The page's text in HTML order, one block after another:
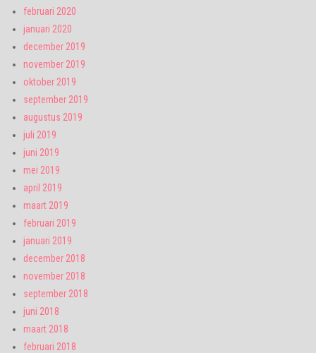
februari 2020
januari 2020
december 2019
november 2019
oktober 2019
september 2019
augustus 2019
juli 2019
juni 2019
mei 2019
april 2019
maart 2019
februari 2019
januari 2019
december 2018
november 2018
september 2018
juni 2018
maart 2018
februari 2018